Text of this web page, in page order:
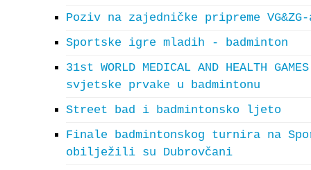
Poziv na zajedničke pripreme
Sportske igre mladih - badminton
31st WORLD MEDICAL AND HEALTH
svjetske prvake u badmintonu
Street bad i badmintonsko ljeto
Finale badmintonskog turnira na
obilježili su Dubrovčani